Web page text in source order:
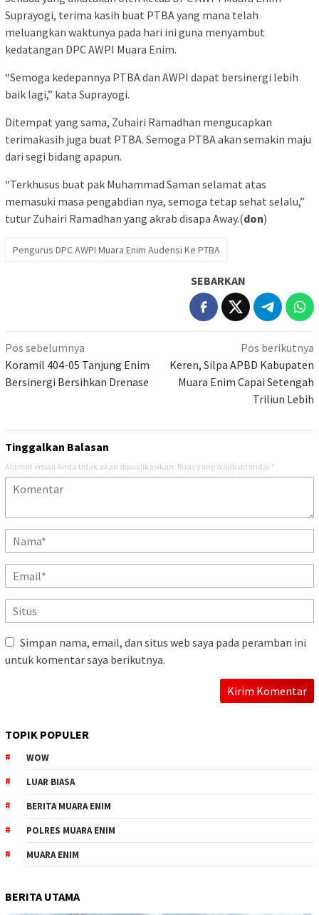
Suprayogi, terima kasih buat PTBA yang mana telah
meluangkan waktunya pada hari ini guna menyambut
kedatangan DPC AWPI Muara Enim.
“Semoga kedepannya PTBA dan AWPI dapat bersinergi lebih
baik lagi,” kata Suprayogi.
Ditempat yang sama, Zuhairi Ramadhan mengucapkan
terimakasih juga buat PTBA. Semoga PTBA akan semakin maju
dari segi bidang apapun.
“Terkhusus buat pak Muhammad Saman selamat atas
memasuki masa pengabdian nya, semoga tetap sehat selalu,”
tutur Zuhairi Ramadhan yang akrab disapa Away.(don)
Pengurus DPC AWPI Muara Enim Audensi Ke PTBA
SEBARKAN
Navigasi
pos
Pos sebelumnya
Koramil 404-05 Tanjung Enim
Bersinergi Bersihkan Drenase
Pos berikutnya
Keren, Silpa APBD Kabupaten
Muara Enim Capai Setengah
Triliun Lebih
Tinggalkan Balasan
Alamat email Anda tidak akan dipublikasikan. Ruas yang wajib ditandai *
Simpan nama, email, dan situs web saya pada peramban ini
untuk komentar saya berikutnya.
TOPIK POPULER
WOW
LUAR BIASA
BERITA MUARA ENIM
POLRES MUARA ENIM
MUARA ENIM
BERITA UTAMA